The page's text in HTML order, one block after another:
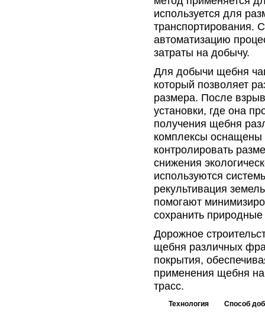
используется для
транспортирования.
автоматизацию
затраты на добычу.
Для добычи щебня
который позволяет
размера. После
установки, где она
получения щебня
комплексы оснащены
контролировать
снижения
используются
рекультивация
помогают
сохранить
Дорожное
щебня различных
покрытия,
применения щебня
трасс.
Технология Способ